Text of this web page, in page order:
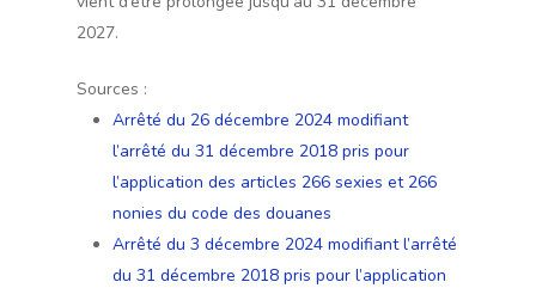
2027.
Sources :
Arrêté du 26 décembre 2024 modifiant
l’arrêté du 31 décembre 2018 pris pour
l’application des articles 266 sexies et 266
nonies du code des douanes
Arrêté du 3 décembre 2024 modifiant l’arrêté
du 31 décembre 2018 pris pour l’application